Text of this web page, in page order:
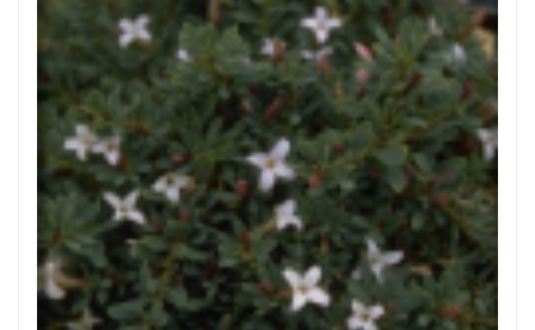
Peperboompje